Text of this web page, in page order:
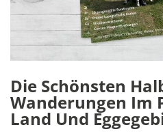
Die Schönsten
Wanderungen Im
Land Und